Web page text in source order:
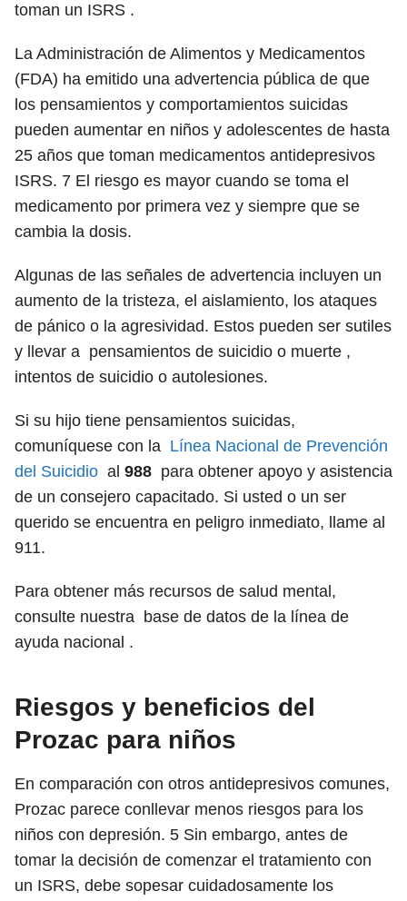
toman un ISRS .
La Administración de Alimentos y Medicamentos
(FDA) ha emitido una advertencia pública de que
los pensamientos y comportamientos suicidas
pueden aumentar en niños y adolescentes de hasta
25 años que toman medicamentos antidepresivos
ISRS. 7 El riesgo es mayor cuando se toma el
medicamento por primera vez y siempre que se
cambia la dosis.
Algunas de las señales de advertencia incluyen un
aumento de la tristeza, el aislamiento, los ataques
de pánico o la agresividad. Estos pueden ser sutiles
y llevar a pensamientos de suicidio o muerte ,
intentos de suicidio o autolesiones.
Si su hijo tiene pensamientos suicidas,
comuníquese con la Línea Nacional de Prevención
del Suicidio al 988 para obtener apoyo y asistencia
de un consejero capacitado. Si usted o un ser
querido se encuentra en peligro inmediato, llame al
911.
Para obtener más recursos de salud mental,
consulte nuestra base de datos de la línea de
ayuda nacional .
Riesgos y beneficios del
Prozac para niños
En comparación con otros antidepresivos comunes,
Prozac parece conllevar menos riesgos para los
niños con depresión. 5 Sin embargo, antes de
tomar la decisión de comenzar el tratamiento con
un ISRS, debe sopesar cuidadosamente los